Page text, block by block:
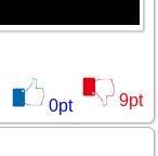
0pt 9pt